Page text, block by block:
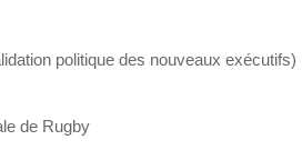
politique des nouveaux exécutifs)
de Rugby